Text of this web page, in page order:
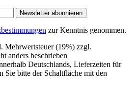
Newsletter abonnieren
zur Kenntnis genommen.
Mehrwertsteuer (19%) zzgl.
anders beschrieben
Deutschlands, Lieferzeiten für
Sie bitte der Schaltfläche mit den